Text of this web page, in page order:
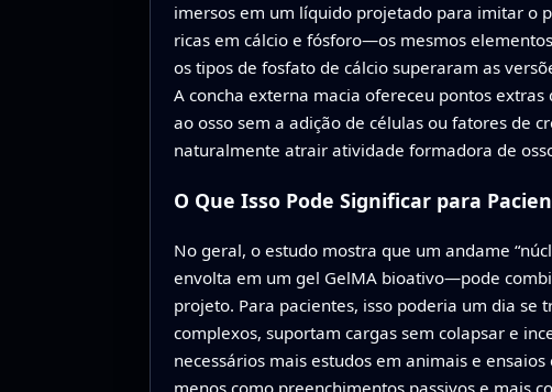
imersos em um líquido projetado para imitar o
ricas em cálcio e fósforo—os mesmos
os tipos de fosfato de cálcio superaram as
A concha externa macia ofereceu pontos
ao osso sem a adição de células ou fatores de
naturalmente atrair atividade formadora de
O Que Isso Pode Significar para
No geral, o estudo mostra que um andame
envolta em um gel GelMA bioativo—pode
projeto. Para pacientes, isso poderia um dia
complexos, suportam cargas sem colapsar e
necessários mais estudos em animais e
menos como preenchimentos passivos e mais